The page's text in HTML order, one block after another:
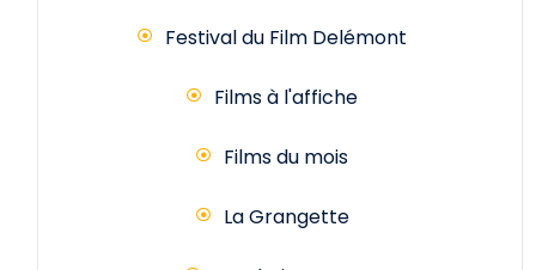
Festival du Film Delémont
Films à l'affiche
Films du mois
La Grangette